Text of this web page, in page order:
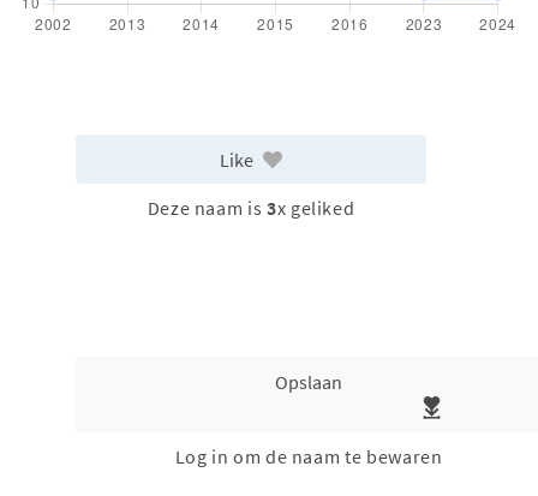
Like
Deze naam is 3x geliked
Opslaan
Log in om de naam te bewaren